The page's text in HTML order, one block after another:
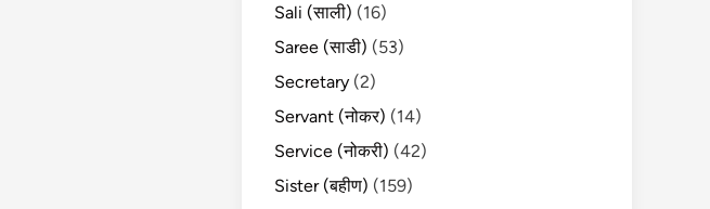
Sali (साली) (16)
Saree (साडी) (53)
Secretary (2)
Servant (नोकर) (14)
Service (नोकरी) (42)
Sister (बहीण) (159)